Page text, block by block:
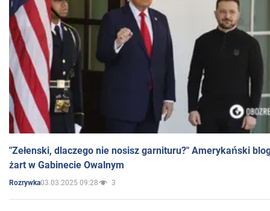
"Zełenski, dlaczego nie nosisz garnituru?" Amerykański
żart w Gabinecie Owalnym
Rozrywka03.03.2025 09:28 3